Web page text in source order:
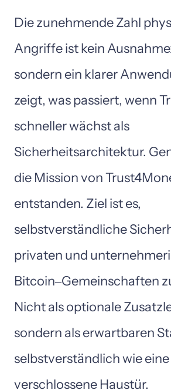
Die zunehmende Zahl
Angriffe ist kein
sondern ein klarer
zeigt, was passiert, wenn
schneller wächst
Sicherheitsarchitektur.
die Mission von
entstanden. Ziel ist
selbstverständliche
privaten und
Bitcoin‒Gemeinschaften
Nicht als optionale
sondern als erwartbaren
selbstverständlich wie
verschlossene Haustür.